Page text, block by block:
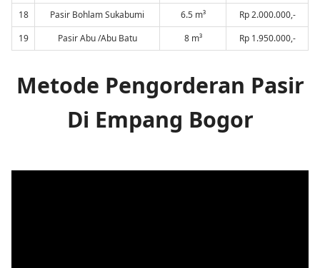
18
Pasir Bohlam Sukabumi 6.5 m³
Rp 2.000.000,-
19
Pasir Abu /Abu Batu 8 m³ Rp 1.950.000,-
Metode Pengorderan Pasir
Di Empang Bogor